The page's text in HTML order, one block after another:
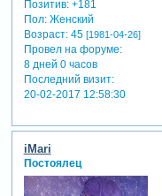
Позитив: +181
Пол:Женский
Возраст:45 [1981-04-26]
Провел на форуме:
8 дней 0 часов
Последний визит:
20-02-2017 12:58:30
iMari
Постоялец